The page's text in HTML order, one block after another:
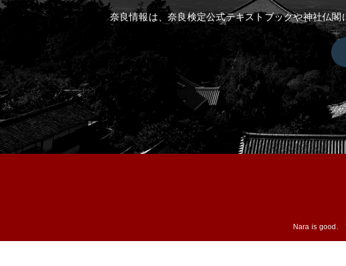
奈良情報は、奈良検定公式テキストブックや神社仏
Nara is good.